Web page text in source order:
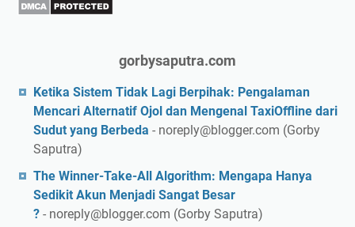
gorbysaputra.com
Ketika Sistem Tidak Lagi Berpihak: Pengalaman
Mencari Alternatif Ojol dan Mengenal TaxiOffline dari
Sudut yang Berbeda - noreply@blogger.com (Gorby
Saputra)
The Winner-Take-All Algorithm: Mengapa Hanya
Sedikit Akun Menjadi Sangat Besar
? - noreply@blogger.com (Gorby Saputra)